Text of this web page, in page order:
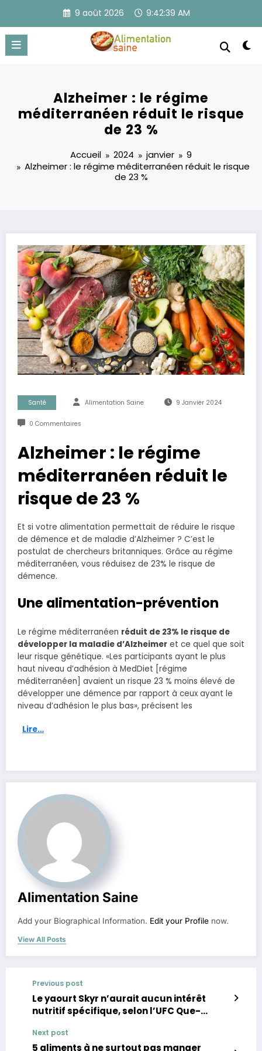
contenu
9 août 2026 9:42:39 AM
Alzheimer : le régime
méditerranéen réduit le risque
de 23 %
Accueil 2024 janvier
9
Alzheimer : le régime méditerranéen réduit le risque
de 23 %
Santé Alimentation Saine 9 Janvier 2024
0 Commentaires
Alzheimer : le régime
méditerranéen réduit le
risque de 23 %
Et si votre alimentation permettait de réduire le risque
de démence et de maladie d’Alzheimer ? C’est le
postulat de chercheurs britanniques. Grâce au régime
méditerranéen, vous réduisez de 23% le risque de
démence.
Une alimentation-prévention
Le régime méditerranéen réduit de 23% le risque de
développer la maladie d’Alzheimer et ce quel que soit
leur risque génétique. «Les participants ayant le plus
haut niveau d’adhésion à MedDiet [régime
méditerranéen] avaient un risque 23 % moins élevé de
développer une démence par rapport à ceux ayant le
niveau d’adhésion le plus bas», précisent les
Lire…
Alimentation Saine
Add your Biographical Information. Edit your Profile now.
View All Posts
Previous post
Le yaourt Skyr n’aurait aucun intérêt
nutritif spécifique, selon l’UFC Que-
Next post
5 aliments à ne surtout pas manger